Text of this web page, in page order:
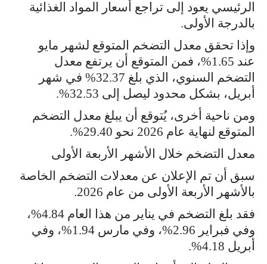
الرئيسي يعود إلى تراجع أسعار المواد الغذائية
بالدرجة الأولى.
وإذا تحقق معدل التضخم المتوقع لشهر مايو
عند 1.65%، فمن المتوقع أن يرتفع معدل
التضخم السنوي، الذي بلغ 32.37% في شهر
أبريل، بشكل محدود ليصل إلى 32.53%.
ومن ناحية أخرى، يُتوقع أن يبلغ معدل التضخم
المتوقع لنهاية عام 2026 نحو 29.40%.
معدل التضخم خلال الأشهر الأربعة الأولى
سبق أن تم الإعلان عن معدلات التضخم الخاصة
بالأشهر الأربعة الأولى من عام 2026.
فقد بلغ التضخم في يناير من هذا العام 4.84%،
وفي فبراير 2.96%، وفي مارس 1.94%، وفي
أبريل 4.18%.